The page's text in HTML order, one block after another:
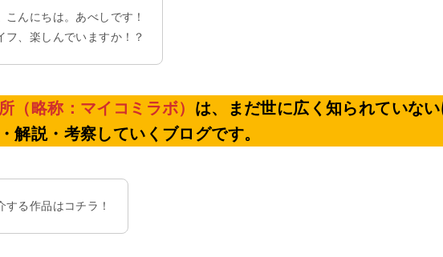
こんにちは。あべしです！
フ、楽しんでいますか！？
（略称：マイコミラボ） は、まだ世に広く知られていない
解説・考察していくブログです。
する作品はコチラ！